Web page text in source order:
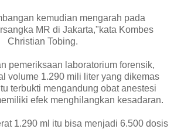
kemudian mengarah pada
MR di Jakarta,"kata Kombes
Christian Tobing.
pemeriksaan laboratorium forensik,
volume 1.290 mili liter yang dikemas
terbukti mengandung obat anestesi
efek menghilangkan kesadaran.
1.290 ml itu bisa menjadi 6.500 dosis